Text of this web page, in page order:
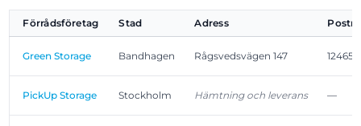
Förrådsföretag Stad Adress
Green Storage Bandhagen Rågsvedsvägen 147 12465
PickUp Storage Stockholm Hämtning och leverans —